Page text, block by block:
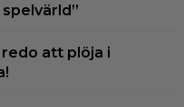
att plöja i